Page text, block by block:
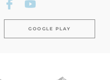
GOOGLE PLAY